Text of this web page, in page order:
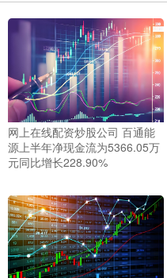
网上在线配资炒股公司 百通能
源上半年净现金流为5366.05万
元同比增长228.90%